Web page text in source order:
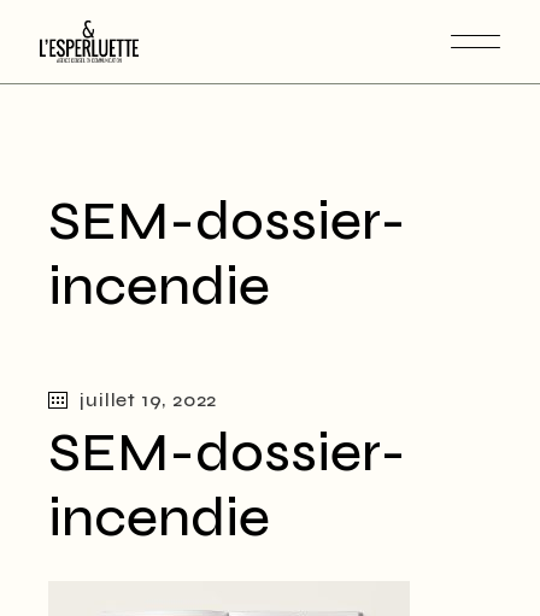
SEM-dossier-
incendie
juillet 19, 2022
SEM-dossier-
incendie